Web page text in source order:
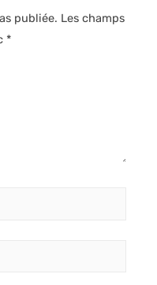
publiée. Les champs
*